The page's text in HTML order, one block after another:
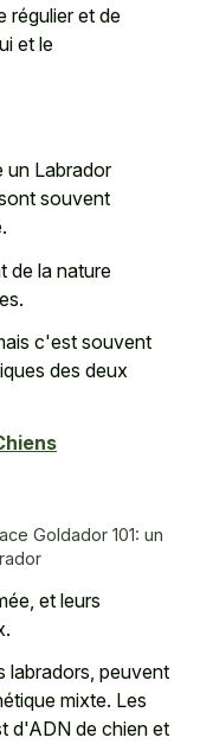
régulier et de
et le
un Labrador
souvent
de la nature
c'est souvent
des deux
Goldador 101: un
et leurs
labradors, peuvent
mixte. Les
d'ADN de chien et